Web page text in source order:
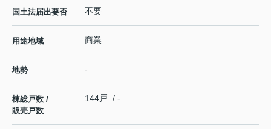
国土法届出要否 不要
用途地域 商業
地勢 -
棟総戸数 /
販売戸数
144戸 / -